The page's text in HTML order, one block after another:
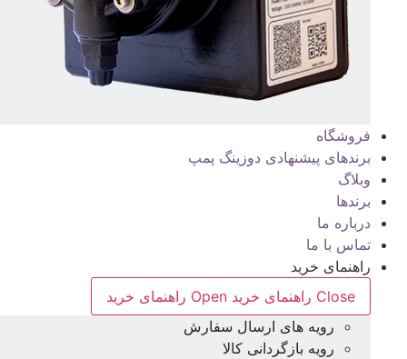
فروشگاه
برندهای پیشنهادی دوزینگ پمپ
وبلاگ
برندها
درباره ما
تماس با ما
راهنمای خرید
Close راهنمای خرید
Open راهنمای خرید
رویه های ارسال سفارش
رویه بازگردانی کالا